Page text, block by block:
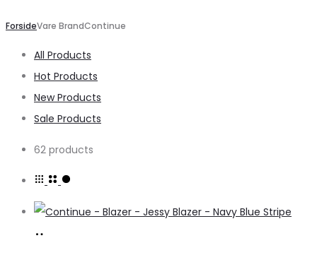
ForsideVare BrandContinue
All Products
Hot Products
New Products
Sale Products
62 products